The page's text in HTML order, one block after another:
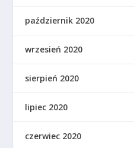
październik 2020
wrzesień 2020
sierpień 2020
lipiec 2020
czerwiec 2020